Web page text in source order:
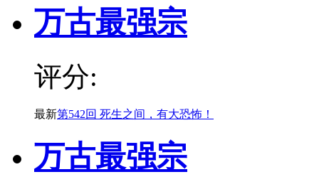
万古最强宗
评分:
最新第542回 死生之间，有大恐怖！
万古最强宗